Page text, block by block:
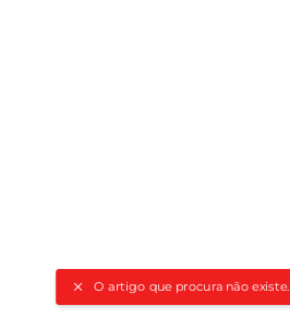
O artigo que procura não existe.